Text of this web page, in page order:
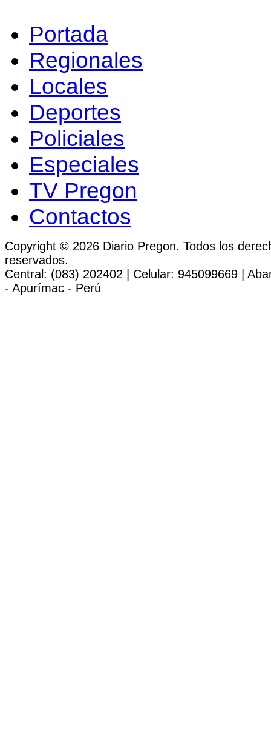
Portada
Regionales
Locales
Deportes
Policiales
Especiales
TV Pregon
Contactos
Copyright © 2026 Diario Pregon. Todos los
reservados.
Central: (083) 202402 | Celular: 945099669 |
- Apurímac - Perú